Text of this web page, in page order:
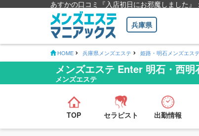
あすかの口コミ『入店初日にお邪魔しました
兵庫県
HOME 兵庫県メンズエステ 姫路・明石メンズエステ
メンズエステ Enter 明石・西明
メンズエステ
TOP セラピスト 出勤情報